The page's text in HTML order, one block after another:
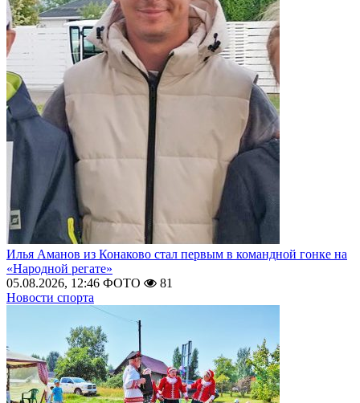
Илья Аманов из Конаково стал первым в командной гонке на
«Народной регате»
05.08.2026, 12:46 ФОТО
81
Новости спорта